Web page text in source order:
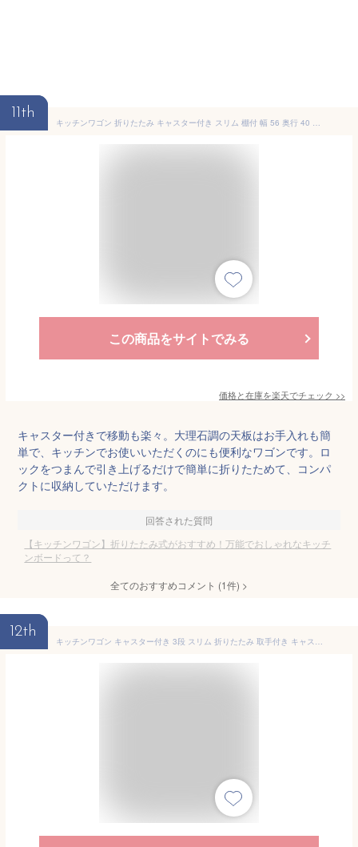
11th
キッチンワゴン 折りたたみ キャスター付き スリム 棚付 幅 56 奥行 40 高さ 71cm 大理石 調 おりたたみ 収納 可動式 子ンパクト キッチンカート サイド ワゴン 炊飯器 おりたたみ デスク ランドリー 洗面 キッチン収納 ストッカー
この商品をサイトでみる
価格と在庫を楽天でチェック >>
キャスター付きで移動も楽々。大理石調の天板はお手入れも簡
単で、キッチンでお使いいただくのにも便利なワゴンです。ロ
ックをつまんで引き上げるだけで簡単に折りたためて、コンパ
クトに収納していただけます。
回答された質問
【キッチンワゴン】折りたたみ式がおすすめ！万能でおしゃれなキッチ
ンボードって？
全てのおすすめコメント (1件) >
12th
キッチンワゴン キャスター付き 3段 スリム 折りたたみ 取手付き キャスター付き ワゴン ストッパー付き スチールワゴン ベビーワゴン 北欧 組立簡単 収納 キッチン 軽量 おしゃれ アイリスオーヤマ KKSW-3 KKSW-3T *